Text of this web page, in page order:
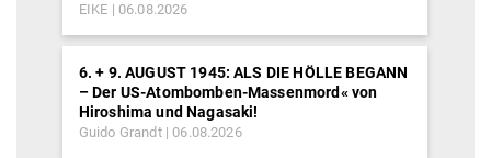
EIKE 06.08.2026
6. + 9. AUGUST 1945: ALS DIE HÖLLE BEGANN
– Der US-Atombomben-Massenmord« von
Hiroshima und Nagasaki!
Guido Grandt 06.08.2026